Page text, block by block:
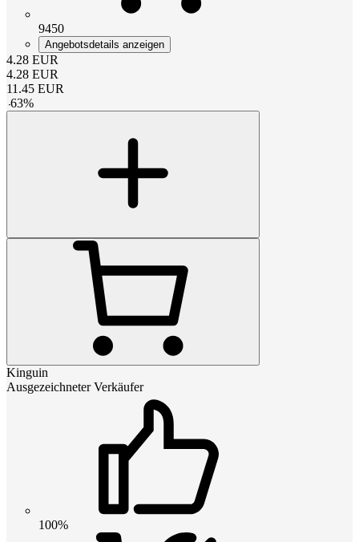
9450
Angebotsdetails anzeigen
4.28 EUR
4.28 EUR
11.45 EUR
-63%
Kinguin
Ausgezeichneter Verkäufer
100%